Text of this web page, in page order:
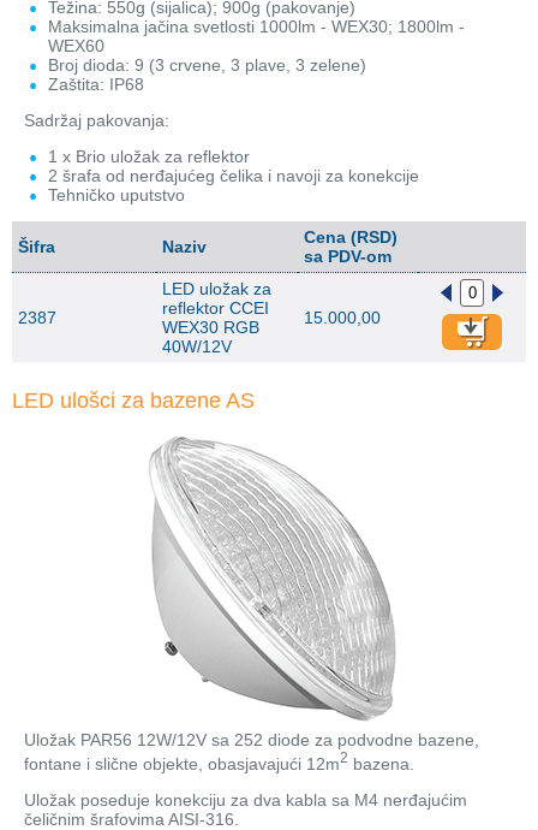
Težina: 550g (sijalica); 900g (pakovanje)
Maksimalna jačina svetlosti 1000lm - WEX30; 1800lm -
WEX60
Broj dioda: 9 (3 crvene, 3 plave, 3 zelene)
Zaštita: IP68
Sadržaj pakovanja:
1 x Brio uložak za reflektor
2 šrafa od nerđajućeg čelika i navoji za konekcije
Tehničko uputstvo
Šifra Naziv
Cena (RSD)
sa PDV-om
2387
LED uložak za
reflektor CCEI
WEX30 RGB
40W/12V
15.000,00
LED ulošci za bazene AS
Uložak PAR56 12W/12V sa 252 diode za podvodne bazene,
fontane i slične objekte, obasjavajući 12m2 bazena.
Uložak poseduje konekciju za dva kabla sa M4 nerđajućim
čeličnim šrafovima AISI-316.